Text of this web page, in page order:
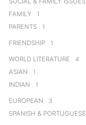
FAMILY 1
PARENTS 1
FRIENDSHIP 1
WORLD LITERATURE 4
ASIAN 1
INDIAN 1
EUROPEAN 3
SPANISH & PORTUGUESE